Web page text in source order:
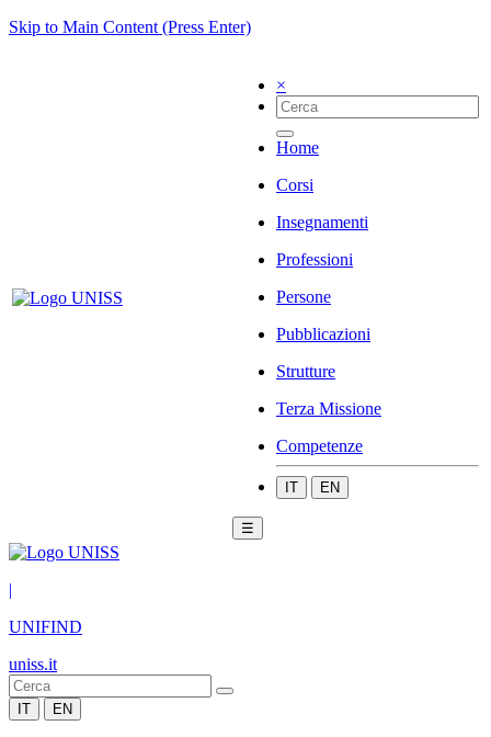
Skip to Main Content (Press Enter)
×
Home
Corsi
Insegnamenti
Professioni
Persone
Pubblicazioni
Strutture
Terza Missione
Competenze
IT EN
☰
|
UNIFIND
uniss.it
IT EN